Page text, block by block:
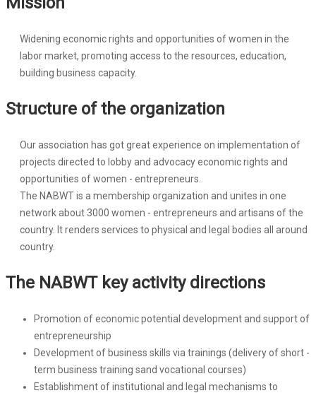
Widening economic rights and opportunities of women in the
labor market, promoting access to the resources, education,
building business capacity.
Structure of the organization
Our association has got great experience on implementation of
projects directed to lobby and advocacy economic rights and
opportunities of women - entrepreneurs.
The NABWT is a membership organization and unites in one
network about 3000 women - entrepreneurs and artisans of the
country. It renders services to physical and legal bodies all around
country.
The NABWT key activity directions
Promotion of economic potential development and support of
entrepreneurship
Development of business skills via trainings (delivery of short -
term business training sand vocational courses)
Establishment of institutional and legal mechanisms to